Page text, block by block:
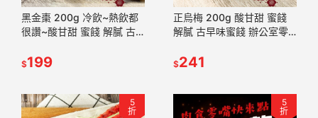
黑金棗 200g 冷飲~熱飲都
很讚~酸甘甜 蜜餞 解膩 古
推薦 懷舊滋味【甜園】
$199
正烏梅 200g 酸甘甜 蜜餞
解膩 古早味蜜餞 辦公室零
園】
$241
5
折
5
折